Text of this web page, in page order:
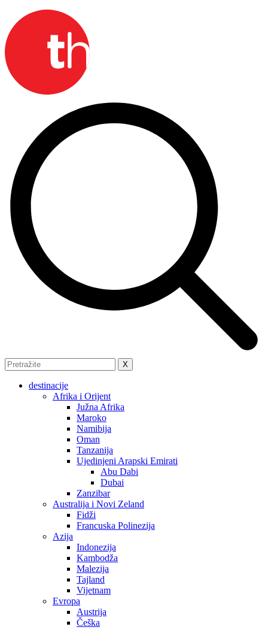
X
destinacije
Afrika i Orijent
Južna Afrika
Maroko
Namibija
Oman
Tanzanija
Ujedinjeni Arapski Emirati
Abu Dabi
Dubai
Zanzibar
Australija i Novi Zeland
Fidži
Francuska Polinezija
Azija
Indonezija
Kambodža
Malezija
Tajland
Vijetnam
Evropa
Austrija
Češka